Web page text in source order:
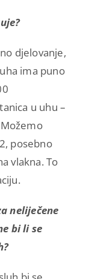
djelovanje,
ima puno
u uhu –
posebno
vlakna. To
neliječene
bi li se